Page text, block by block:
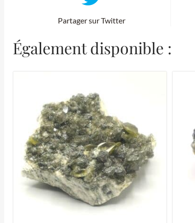
Partager sur Twitter
Également disponible :